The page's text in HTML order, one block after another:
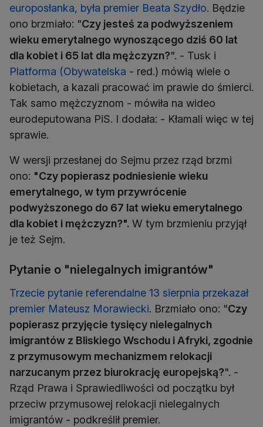
europosłanka, była premier Beata Szydło. Będzie
ono brzmiało: "Czy jesteś za podwyższeniem
wieku emerytalnego wynoszącego dziś 60 lat
dla kobiet i 65 lat dla mężczyzn?". - Tusk i
Platforma (Obywatelska - red.) mówią wiele o
kobietach, a kazali pracować im prawie do śmierci.
Tak samo mężczyznom - mówiła na wideo
eurodeputowana PiS. I dodała: - Kłamali więc w tej
sprawie.
W wersji przesłanej do Sejmu przez rząd brzmi
ono: "Czy popierasz podniesienie wieku
emerytalnego, w tym przywrócenie
podwyższonego do 67 lat wieku emerytalnego
dla kobiet i mężczyzn?". W tym brzmieniu przyjął
je też Sejm.
Pytanie o "nielegalnych imigrantów"
Trzecie pytanie referendalne 13 sierpnia przekazał
premier Mateusz Morawiecki. Brzmiało ono: "Czy
popierasz przyjęcie tysięcy nielegalnych
imigrantów z Bliskiego Wschodu i Afryki, zgodnie
z przymusowym mechanizmem relokacji
narzucanym przez biurokrację europejską?". -
Rząd Prawa i Sprawiedliwości od początku był
przeciw przymusowej relokacji nielegalnych
imigrantów - podkreślił premier.